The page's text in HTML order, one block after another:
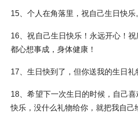
15、个人在角落里，祝自己生日快乐
16、祝自己生日快乐！永远开心！祝
都心想事成，身体健康！
17、生日快到了，但你送我的生日礼
18、希望下一次生日的时候，自己喜
快乐，没什么礼物给你，就把我自己